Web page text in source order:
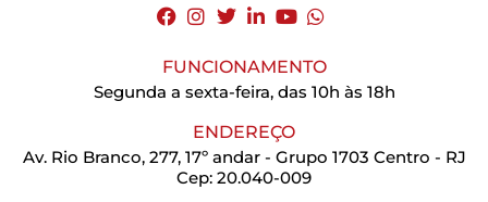
FUNCIONAMENTO
Segunda a sexta-feira, das 10h às 18h
ENDEREÇO
Av. Rio Branco, 277, 17º andar - Grupo 1703 Centro - RJ
Cep: 20.040-009